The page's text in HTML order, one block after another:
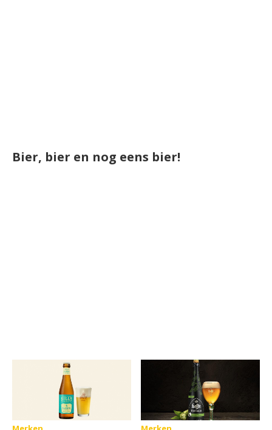
Bier, bier en nog eens bier!